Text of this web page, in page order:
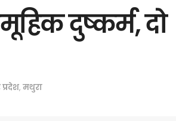
दुष्कर्म, दो
प्रदेश, मथुरा